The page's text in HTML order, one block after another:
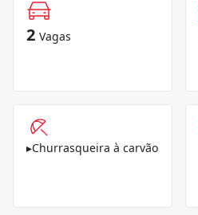
2 Vagas
▸Churrasqueira à carvão